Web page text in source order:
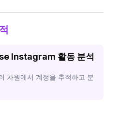
Instagram 활동 분석
차원에서 계정을 추적하고 분